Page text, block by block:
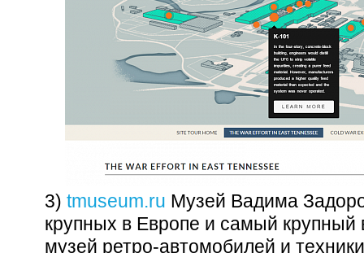
3) tmuseum.ru Музей Вадима
крупных в Европе и самый крупный
музей ретро-автомобилей и